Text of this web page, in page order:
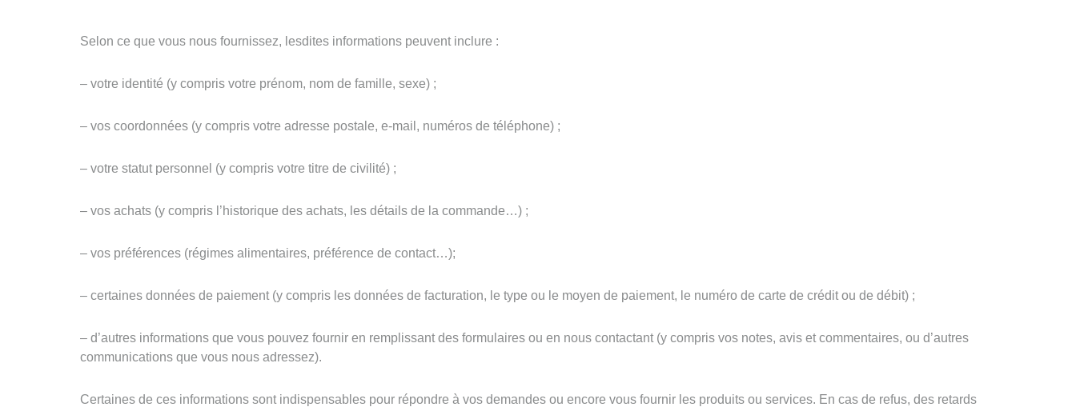
Selon ce que vous nous fournissez, lesdites informations peuvent inclure :
– votre identité (y compris votre prénom, nom de famille, sexe) ;
– vos coordonnées (y compris votre adresse postale, e-mail, numéros de téléphone) ;
– votre statut personnel (y compris votre titre de civilité) ;
– vos achats (y compris l’historique des achats, les détails de la commande…) ;
– vos préférences (régimes alimentaires, préférence de contact…);
– certaines données de paiement (y compris les données de facturation, le type ou le moyen de paiement, le numéro de carte de crédit ou de débit) ;
– d’autres informations que vous pouvez fournir en remplissant des formulaires ou en nous contactant (y compris vos notes, avis et commentaires, ou d’autres
communications que vous nous adressez).
Certaines de ces informations sont indispensables pour répondre à vos demandes ou encore vous fournir les produits ou services. En cas de refus, des retards